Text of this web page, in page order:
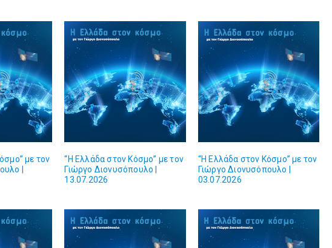
με τον
|
“Η Ελλάδα στον Κόσμο” με τον
Γιώργο Διονυσόπουλο |
13.07.2026
“Η Ελλάδα στον Κόσμο” με τον
Γιώργο Διονυσόπουλο |
03.07.2026